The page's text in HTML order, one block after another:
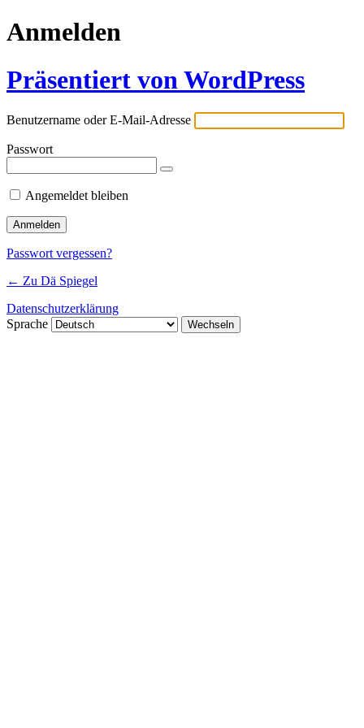
Anmelden
Präsentiert von WordPress
Benutzername oder E-Mail-Adresse
Passwort
Angemeldet bleiben
Passwort vergessen?
← Zu Dä Spiegel
Datenschutzerklärung
Sprache